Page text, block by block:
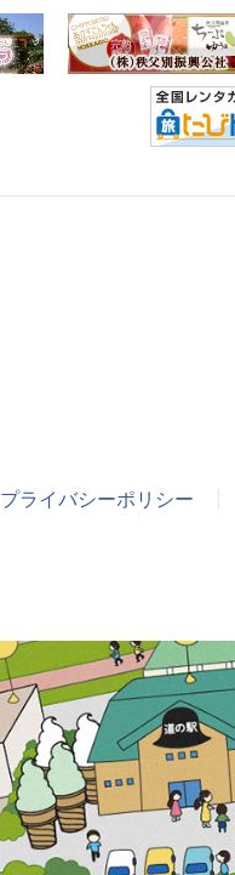
プライバシーポリシー